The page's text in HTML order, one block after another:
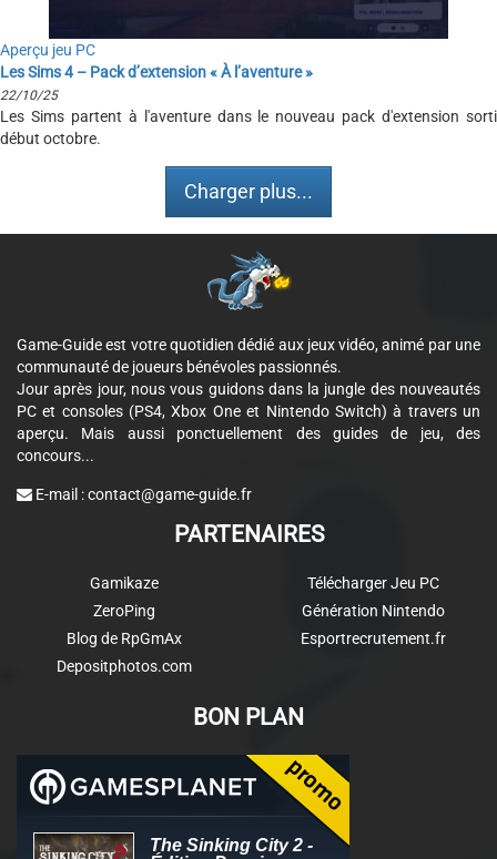
Aperçu jeu PC
Les Sims 4 – Pack d’extension « À l’aventure »
22/10/25
Les Sims partent à l'aventure dans le nouveau pack d'extension sorti
début octobre.
Charger plus...
Game-Guide est votre quotidien dédié aux jeux vidéo, animé par une
communauté de joueurs bénévoles passionnés.
Jour après jour, nous vous guidons dans la jungle des nouveautés
PC et consoles (PS4, Xbox One et Nintendo Switch) à travers un
aperçu. Mais aussi ponctuellement des guides de jeu, des
concours...
E-mail :contact@game-guide.fr
PARTENAIRES
Gamikaze
ZeroPing
Blog de RpGmAx
Depositphotos.com
Télécharger Jeu PC
Génération Nintendo
Esportrecrutement.fr
BON PLAN